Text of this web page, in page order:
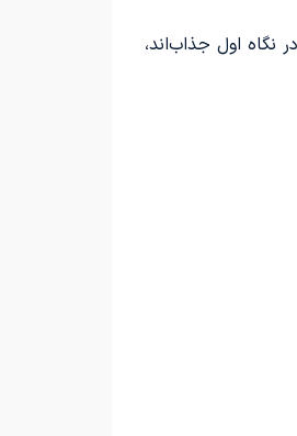
نگاه اول جذاب‌اند،